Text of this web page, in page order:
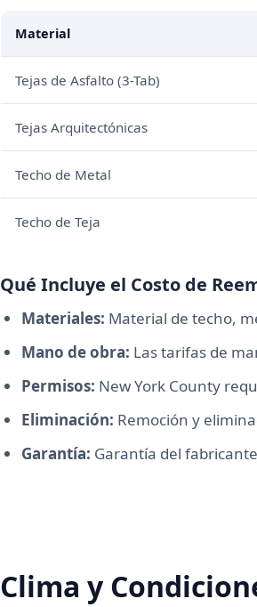
Material
Tejas de Asfalto (3-Tab)
Tejas Arquitectónicas
Techo de Metal
Techo de Teja
Qué Incluye el Costo de
Materiales: Material de techo,
Mano de obra: Las tarifas de
Permisos: New York County
Eliminación: Remoción y
Garantía: Garantía del
Clima y